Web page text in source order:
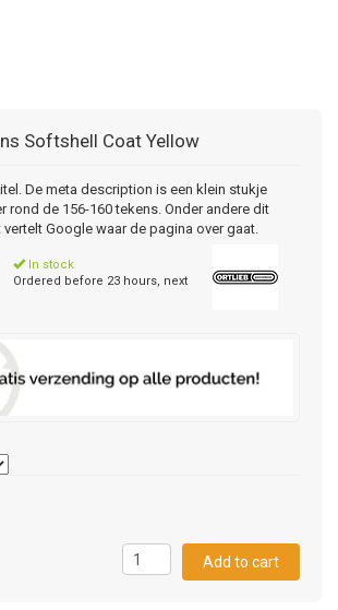
Softshell Coat Yellow
De meta description is een klein stukje
rond de 156-160 tekens. Onder andere dit
Google waar de pagina over gaat.
In stock
Ordered before 23 hours, next
Add to cart